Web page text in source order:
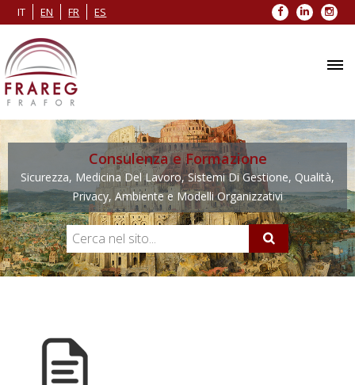
IT EN FR ES Facebook
LinkedIn
Consulenza e Formazione
Sicurezza, Medicina Del Lavoro, Sistemi Di Gestione, Qualità,
Privacy, Ambiente e Modelli Organizzativi